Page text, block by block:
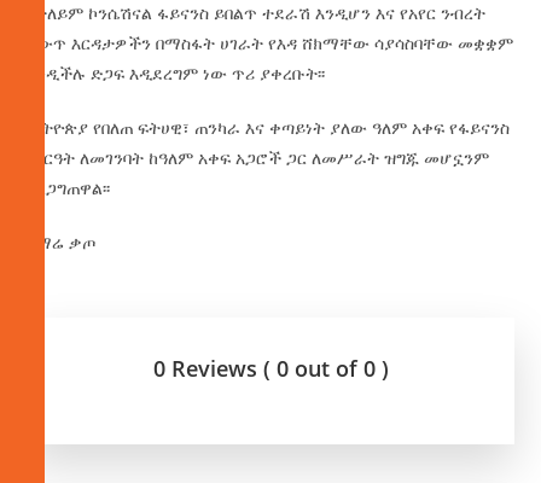
በተለይም ኮንሴሽናል ፋይናንስ ይበልጥ ተደራሽ እንዲሆን እና የአየር ንብረት
ለውጥ እርዳታዎችን በማስፋት ሀገራት የእዳ ሸክማቸው ሳያሳስባቸው መቋቋም
እንዲችሉ ድጋፍ እዲደረግም ነው ጥሪ ያቀረቡት፡፡
ኢትዮጵያ የበለጠ ፍትሀዊ፣ ጠንካራ እና ቀጣይነት ያለው ዓለም አቀፍ የፋይናንስ
ሥርዓት ለመገንባት ከዓለም አቀፍ አጋሮች ጋር ለመሥራት ዝግጁ መሆኗንም
አረጋግጠዋል፡፡
በማሬ ቃጦ
0 Reviews ( 0 out of 0 )